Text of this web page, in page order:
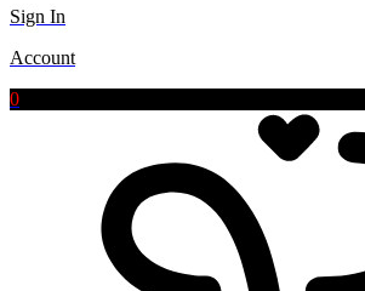
Sign In
Account
0